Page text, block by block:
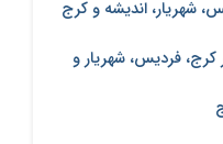
شهریار، اندیشه و کرج
کرج، فردیس، شهریار و